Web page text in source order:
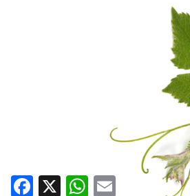
Facebook
X WhatsApp